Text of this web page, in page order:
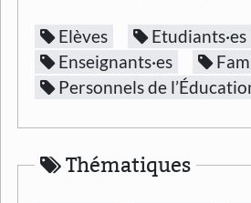
Elèves
Etudiants·es
Enseignants·es
Personnels de
Thématiques